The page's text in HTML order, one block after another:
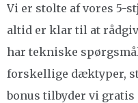
Vi er stolte af vores 5-
altid er klar til at
har tekniske
forskellige dæktyper,
bonus tilbyder vi